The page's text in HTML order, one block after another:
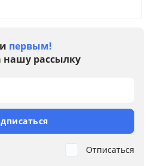
первым!
рассылку
Отписаться